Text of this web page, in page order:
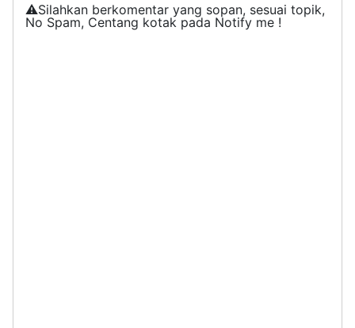
⚠️Silahkan berkomentar yang sopan, sesuai topik,
No Spam, Centang kotak pada Notify me !